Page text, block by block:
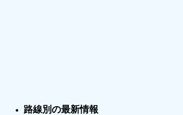
路線別の最新情報